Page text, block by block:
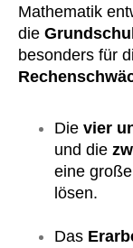
Mathematik
die
besonders für
Die vier
und die
eine
Das